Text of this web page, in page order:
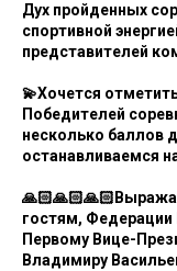
Дух пройденных
спортивной
представителей
💫Хочется
Победителей
несколько баллов
останавливаемся
гостям,
Первому Вице-
Владимиру